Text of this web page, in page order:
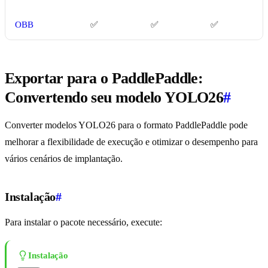
OBB ✅ ✅ ✅
Exportar para o PaddlePaddle:
Convertendo seu modelo YOLO26#
Converter modelos YOLO26 para o formato PaddlePaddle pode
melhorar a flexibilidade de execução e otimizar o desempenho para
vários cenários de implantação.
Instalação#
Para instalar o pacote necessário, execute:
Instalação